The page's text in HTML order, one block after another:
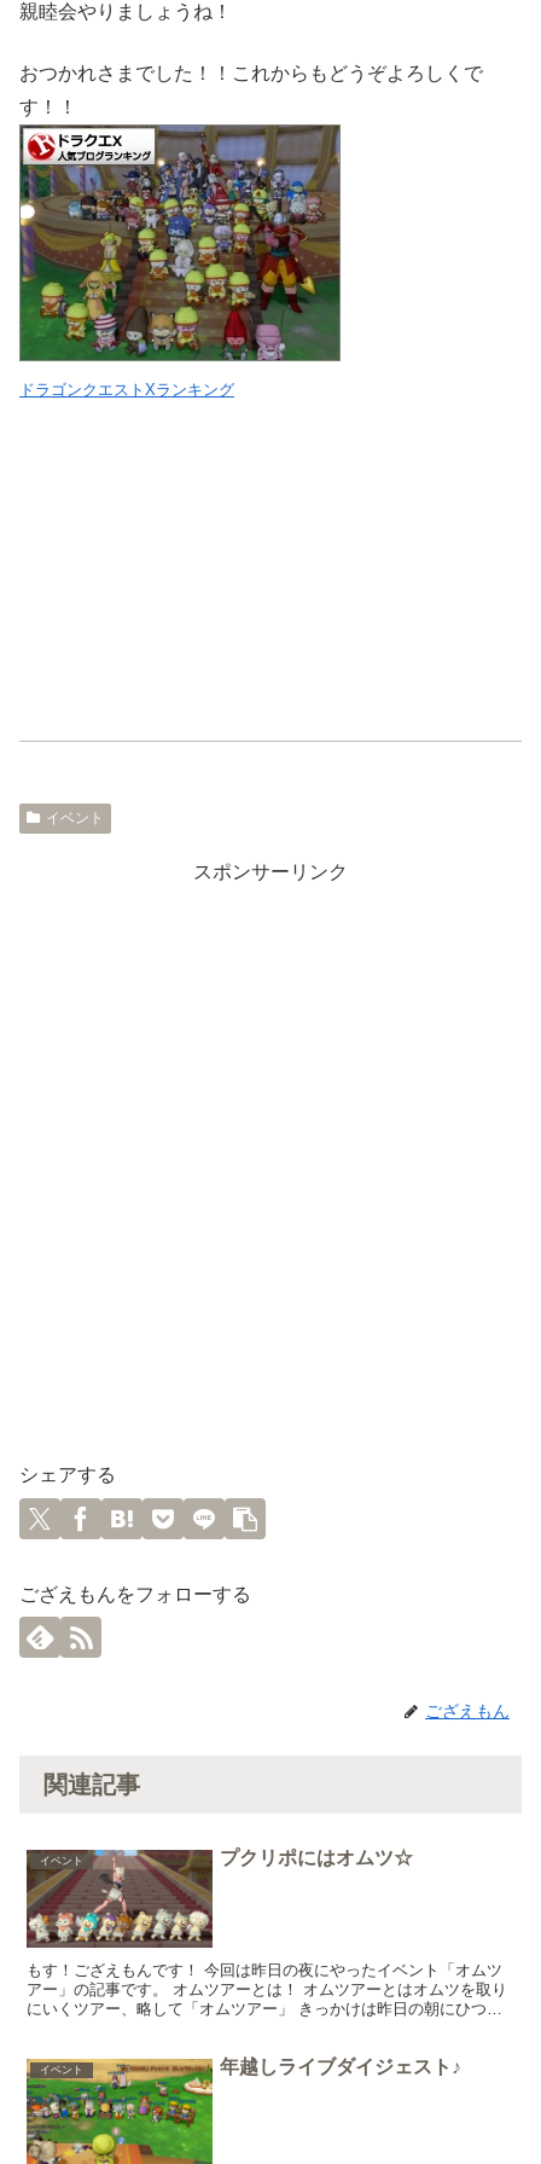
親睦会やりましょうね！
おつかれさまでした！！これからもどうぞよろしくで
す！！
ドラゴンクエストXランキング
イベント
スポンサーリンク
シェアする
ござえもんをフォローする
ござえもん
関連記事
イベント プクリポにはオムツ☆
もす！ござえもんです！ 今回は昨日の夜にやったイベント「オムツ
アー」の記事です。 オムツアーとは！ オムツアーとはオムツを取り
にいくツアー、略して「オムツアー」 きっかけは昨日の朝にひつじ
イベント 年越しライブダイジェスト♪